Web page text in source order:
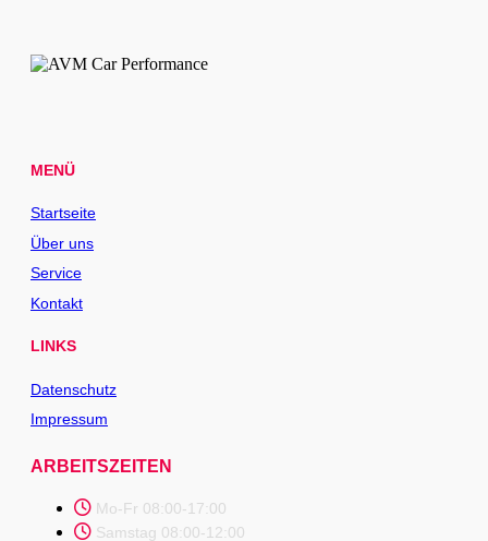
MENÜ
Startseite
Über uns
Service
Kontakt
LINKS
Datenschutz
Impressum
ARBEITSZEITEN
Mo-Fr 08:00-17:00
Samstag 08:00-12:00